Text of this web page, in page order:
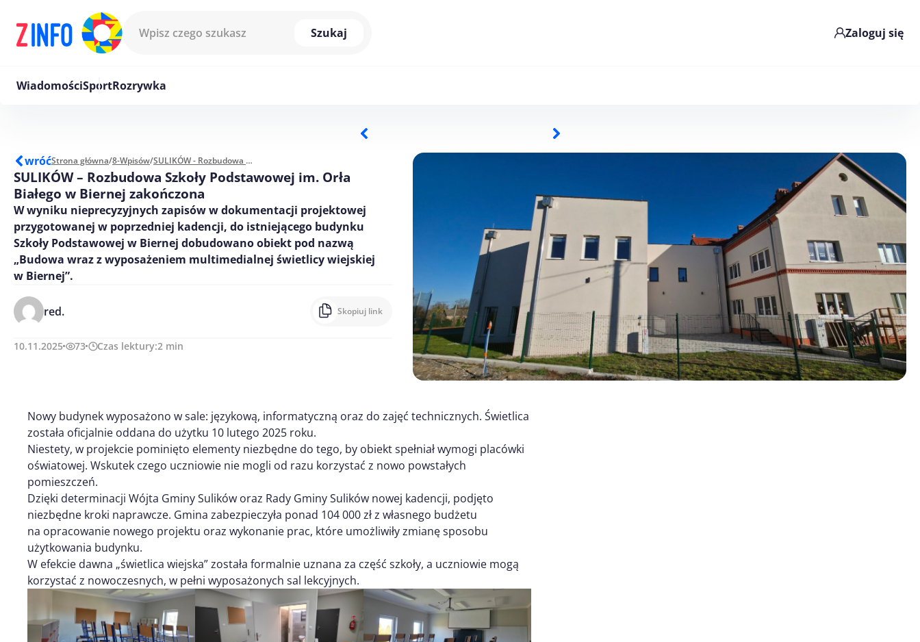
Szukaj
Zaloguj się
WiadomościSportRozrywka
wróćStrona główna/8-Wpisów/ SULIKÓW - Rozbudowa Szkoły Podstawowej im. Orła Białego w Biernej zakończona
SULIKÓW – Rozbudowa Szkoły Podstawowej im. Orła
Białego w Biernej zakończona
W wyniku nieprecyzyjnych zapisów w dokumentacji projektowej
przygotowanej w poprzedniej kadencji, do istniejącego budynku
Szkoły Podstawowej w Biernej dobudowano obiekt pod nazwą
„Budowa wraz z wyposażeniem multimedialnej świetlicy wiejskiej
w Biernej”.
red. Skopiuj link
10.11.2025 73 Czas lektury:2 min
Nowy budynek wyposażono w sale: językową, informatyczną oraz do zajęć technicznych. Świetlica
została oficjalnie oddana do użytku 10 lutego 2025 roku.
Niestety, w projekcie pominięto elementy niezbędne do tego, by obiekt spełniał wymogi placówki
oświatowej. Wskutek czego uczniowie nie mogli od razu korzystać z nowo powstałych
pomieszczeń.
Dzięki determinacji Wójta Gminy Sulików oraz Rady Gminy Sulików nowej kadencji, podjęto
niezbędne kroki naprawcze. Gmina zabezpieczyła ponad 104 000 zł z własnego budżetu
na opracowanie nowego projektu oraz wykonanie prac, które umożliwiły zmianę sposobu
użytkowania budynku.
W efekcie dawna „świetlica wiejska” została formalnie uznana za część szkoły, a uczniowie mogą
korzystać z nowoczesnych, w pełni wyposażonych sal lekcyjnych.